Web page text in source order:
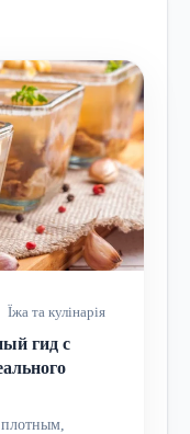
Їжа та кулінарія
гид с